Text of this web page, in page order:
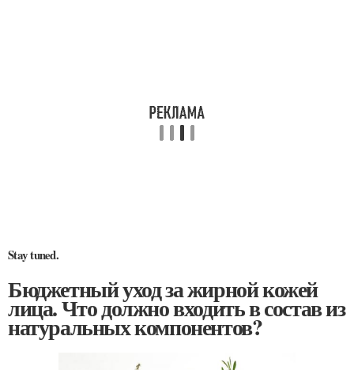
Stay tuned.
Бюджетный уход за жирной кожей
лица. Что должно входить в состав из
натуральных компонентов?